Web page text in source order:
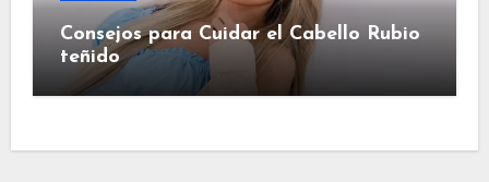
Consejos para Cuidar el Cabello Rubio
teñido